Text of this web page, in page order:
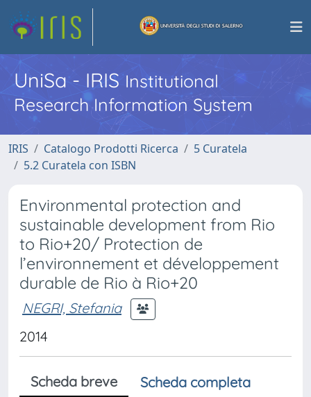
UniSa - IRISInstitutional
Research Information System
IRIS Catalogo Prodotti Ricerca
5 Curatela
5.2 Curatela con ISBN
Environmental protection and
sustainable development from Rio
to Rio+20/ Protection de
l’environnement et développement
durable de Rio à Rio+20
NEGRI, Stefania
2014
Scheda breve
Scheda completa